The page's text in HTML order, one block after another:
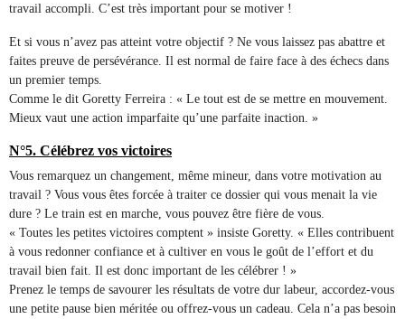
travail accompli. C’est très important pour se motiver !
Et si vous n’avez pas atteint votre objectif ? Ne vous laissez pas abattre et
faites preuve de persévérance. Il est normal de faire face à des échecs dans
un premier temps.
Comme le dit Goretty Ferreira : « Le tout est de se mettre en mouvement.
Mieux vaut une action imparfaite qu’une parfaite inaction. »
N°5. Célébrez vos victoires
Vous remarquez un changement, même mineur, dans votre motivation au
travail ? Vous vous êtes forcée à traiter ce dossier qui vous menait la vie
dure ? Le train est en marche, vous pouvez être fière de vous.
« Toutes les petites victoires comptent » insiste Goretty. « Elles contribuent
à vous redonner confiance et à cultiver en vous le goût de l’effort et du
travail bien fait. Il est donc important de les célébrer ! »
Prenez le temps de savourer les résultats de votre dur labeur, accordez-vous
une petite pause bien méritée ou offrez-vous un cadeau. Cela n’a pas besoin